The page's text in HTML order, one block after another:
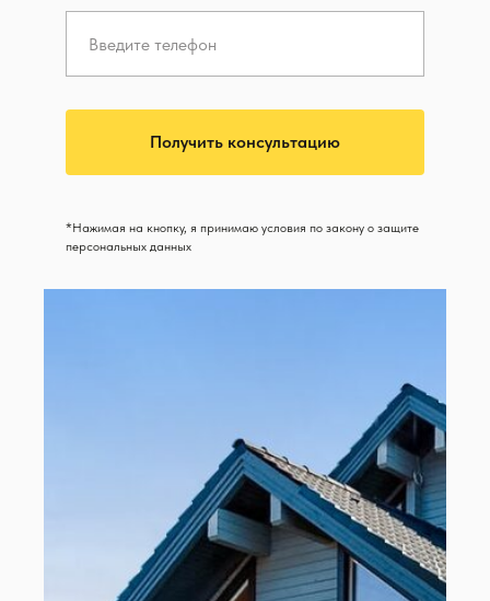
Получить консультацию
*Нажимая на кнопку, я принимаю условия по закону о защите
персональных данных